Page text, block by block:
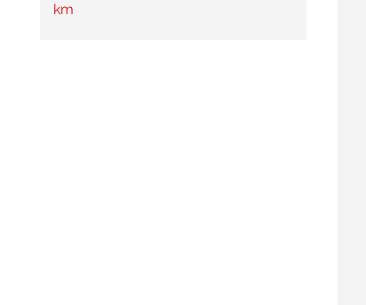
km